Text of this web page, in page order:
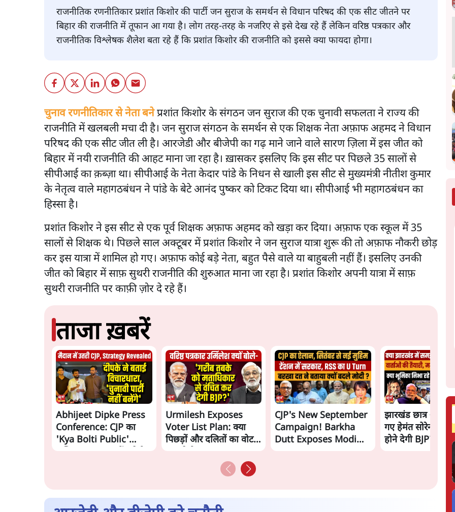
राजनीतिक रणनीतिकार प्रशांत किशोर की पार्टी जन सुराज के समर्थन से विधान परिषद की एक सीट जीतने पर
बिहार की राजनीति में तूफान आ गया है। लोग तरह-तरह के नजरिए से इसे देख रहे हैं लेकिन वरिष्ठ पत्रकार और
राजनीतिक विश्लेषक शैलेश बता रहे हैं कि प्रशांत किशोर की राजनीति को इससे क्या फायदा होगा।
चुनाव रणनीतिकार से नेता बनेप्रशांत किशोर के संगठन जन सुराज की एक चुनावी सफलता ने राज्य की
राजनीति में खलबली मचा दी है। जन सुराज संगठन के समर्थन से एक शिक्षक नेता अफ़ाफ अहमद ने विधान
परिषद की एक सीट जीत ली है। आरजेडी और बीजेपी का गढ़ माने जाने वाले सारण ज़िला में इस जीत को
बिहार में नयी राजनीति की आहट माना जा रहा है। ख़ासकर इसलिए कि इस सीट पर पिछले 35 सालों से
सीपीआई का क़ब्ज़ा था। सीपीआई के नेता केदार पांडे के निधन से खाली इस सीट से मुख्यमंत्री नीतीश कुमार
के नेतृत्व वाले महागठबंधन ने पांडे के बेटे आनंद पुष्कर को टिकट दिया था। सीपीआई भी महागठबंधन का
हिस्सा है।
प्रशांत किशोर ने इस सीट से एक पूर्व शिक्षक अफ़ाफ अहमद को खड़ा कर दिया। अफ़ाफ एक स्कूल में 35
सालों से शिक्षक थे। पिछले साल अक्टूबर में प्रशांत किशोर ने जन सुराज यात्रा शुरू की तो अफ़ाफ नौकरी छोड़
कर इस यात्रा में शामिल हो गए। अफ़ाफ कोई बड़े नेता, बहुत पैसे वाले या बाहुबली नहीं हैं। इसलिए उनकी
जीत को बिहार में साफ़ सुथरी राजनीति की शुरुआत माना जा रहा है। प्रशांत किशोर अपनी यात्रा में साफ़
सुथरी राजनीति पर काफ़ी ज़ोर दे रहे हैं।
ताजा ख़बरें
Abhijeet Dipke Press
Conference: CJP का
'Kya Bolti Public'
Urmilesh Exposes
Voter List Plan: क्या
पिछड़ों और दलितों का वोट
CJP's New September
Campaign! Barkha
Dutt Exposes Modi
झारखंड छात्र
गए हेमंत सोरेन,
होने देगी BJP?